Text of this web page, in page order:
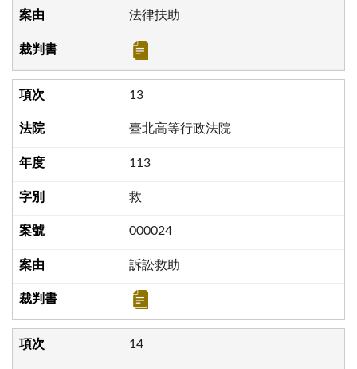
法律扶助
13
臺北高等行政法院
113
救
000024
訴訟救助
14